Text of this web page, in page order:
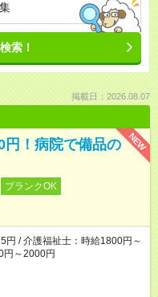
索！
掲載日：2026.08.07
NEW
円！病院で備品の
ブランクOK
/ 介護福祉士：時給1800円～
円～2000円